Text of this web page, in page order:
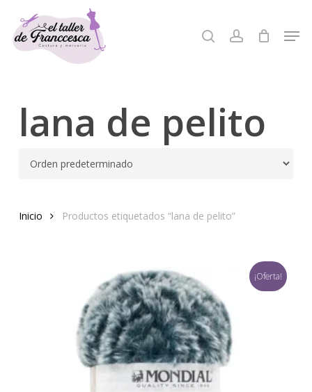
main
search account
lana de pelito
Inicio Productos etiquetados “lana de pelito”
¡Oferta!
Close